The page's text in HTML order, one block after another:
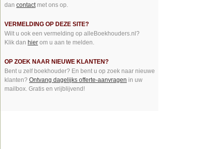
dan contactmet ons op.
VERMELDING OP DEZE SITE?
Wilt u ook een vermelding op alleBoekhouders.nl?
Klik dan hier om u aan te melden.
OP ZOEK NAAR NIEUWE KLANTEN?
Bent u zelf boekhouder? En bent u op zoek naar nieuwe
klanten? Ontvang dagelijks offerte-aanvragen in uw
mailbox. Gratis en vrijblijvend!